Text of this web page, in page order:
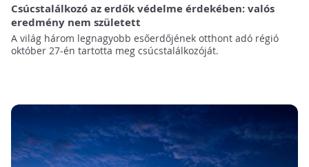
Csúcstalálkozó az erdők védelme érdekében: valós
eredmény nem született
A világ három legnagyobb esőerdőjének otthont adó régió
október 27-én tartotta meg csúcstalálkozóját.